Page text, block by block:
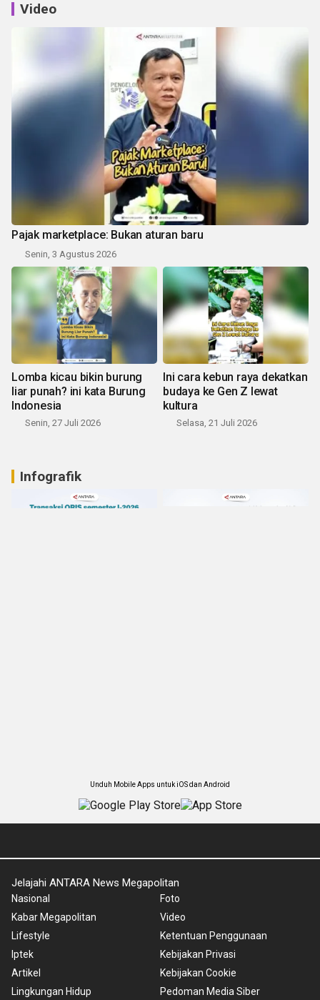
Video
Pajak marketplace: Bukan aturan baru
Senin, 3 Agustus 2026
Lomba kicau bikin burung
liar punah? ini kata Burung
Indonesia
Senin, 27 Juli 2026
Ini cara kebun raya dekatkan
budaya ke Gen Z lewat
kultura
Selasa, 21 Juli 2026
Infografik
Unduh Mobile Apps untuk iOS dan Android
Jelajahi ANTARA News Megapolitan
Nasional
Kabar Megapolitan
Lifestyle
Iptek
Artikel
Lingkungan Hidup
Foto
Video
Ketentuan Penggunaan
Kebijakan Privasi
Kebijakan Cookie
Pedoman Media Siber